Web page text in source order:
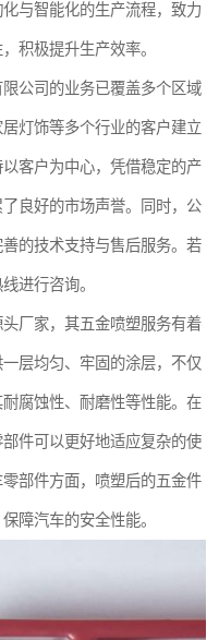
与智能化的生产流程，致力
积极提升生产效率。
公司的业务已覆盖多个区域
灯饰等多个行业的客户建立
客户为中心，凭借稳定的产
良好的市场声誉。同时，公
的技术支持与售后服务。若
进行咨询。
厂家，其五金喷塑服务有着
层均匀、牢固的涂层，不仅
腐蚀性、耐磨性等性能。在
件可以更好地适应复杂的使
部件方面，喷塑后的五金件
障汽车的安全性能。